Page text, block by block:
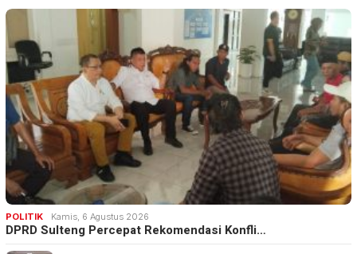
POLITIK Kamis, 6 Agustus 2026
DPRD Sulteng Percepat Rekomendasi Konfli…